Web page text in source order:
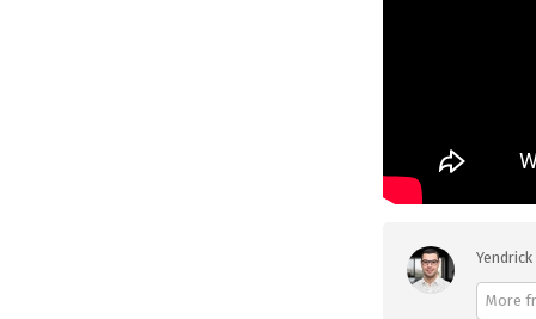
More